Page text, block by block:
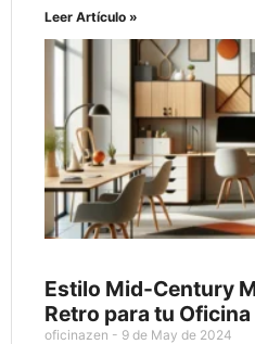
Leer Artículo »
Estilo Mid-Century
Retro para tu Oficina
oficinazen 9 de May de 2024